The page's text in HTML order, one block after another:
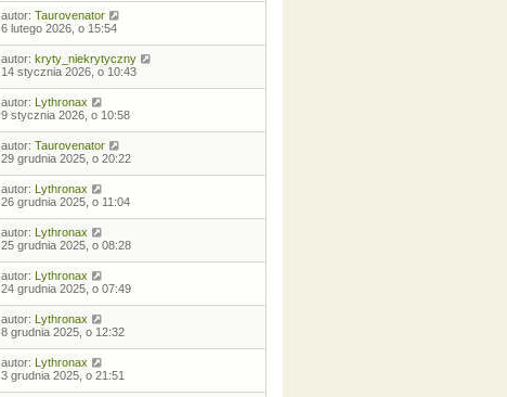
autor: Taurovenator
6 lutego 2026, o 15:54
autor: kryty_niekrytyczny
14 stycznia 2026, o 10:43
autor: Lythronax
9 stycznia 2026, o 10:58
autor: Taurovenator
29 grudnia 2025, o 20:22
autor: Lythronax
26 grudnia 2025, o 11:04
autor: Lythronax
25 grudnia 2025, o 08:28
autor: Lythronax
24 grudnia 2025, o 07:49
autor: Lythronax
8 grudnia 2025, o 12:32
autor: Lythronax
3 grudnia 2025, o 21:51